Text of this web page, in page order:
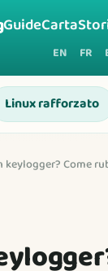
GuideCarta
EN FR
Linux rafforzato
keylogger? Come